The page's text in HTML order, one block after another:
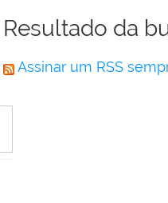
Resultado da
Assinar um RSS